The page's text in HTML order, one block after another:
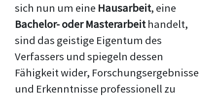
sich nun um eine Hausarbeit, eine
Bachelor- oder Masterarbeithandelt,
sind das geistige Eigentum des
Verfassers und spiegeln dessen
Fähigkeit wider, Forschungsergebnisse
und Erkenntnisse professionell zu